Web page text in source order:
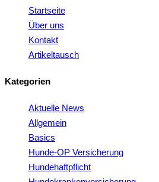
Startseite
Über uns
Kontakt
Artikeltausch
Kategorien
Aktuelle News
Allgemein
Basics
Hunde-OP Versicherung
Hundehaftpflicht